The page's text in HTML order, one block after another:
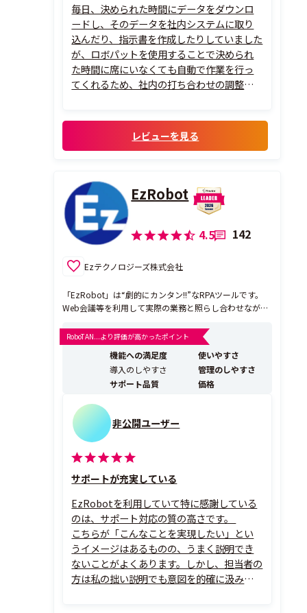
毎日、決められた時間にデータをダウンロ
ードし、そのデータを社内システムに取り
込んだり、指示書を作成したりしていました
が、ロボパットを使用することで決められ
た時間に席にいなくても自動で作業を行っ
てくれるため、社内の打ち合わせの調整も
ています。作成に関しても難しい操作がな
く、直感的に作れる仕組みなので、パソコン
レビューを見る
EzRobot
4.5 142
Ezテクノロジーズ株式会社
「EzRobot」は“劇的にカンタン!!”なRPAツールです。
Web会議等を利用して実際の業務と照らし合わせながら
する知識が全くない状態でも、初月から効果を体感する
ことができます。 PC上で動作するものであれば、ほぼ
全てのアプリケーションソフトやブラウ...
RoboTAN...より評価が高かったポイント
機能への満足度
使いやすさ
導入のしやすさ
管理のしやすさ
サポート品質
価格
非公開ユーザー
サポートが充実している
EzRobotを利用していて特に感謝している
のは、サポート対応の質の高さです。
こちらが「こんなことを実現したい」とい
うイメージはあるものの、うまく説明でき
ないことがよくあります。しかし、担当者の
方は私の拙い説明でも意図を的確に汲み取